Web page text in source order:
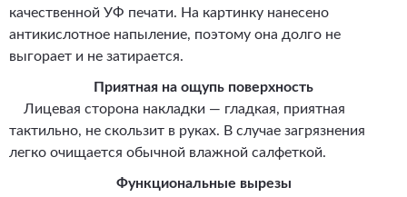
качественной УФ печати. На картинку нанесено
антикислотное напыление, поэтому она долго не
выгорает и не затирается.
Приятная на ощупь поверхность
Лицевая сторона накладки — гладкая, приятная
тактильно, не скользит в руках. В случае загрязнения
легко очищается обычной влажной салфеткой.
Функциональные вырезы